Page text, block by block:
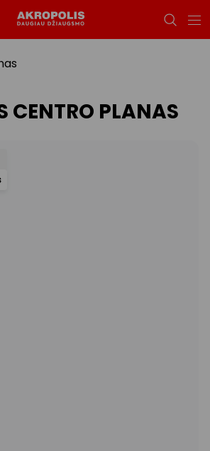
CENTRO PLANAS